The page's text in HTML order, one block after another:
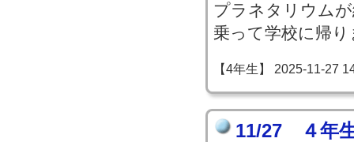
プラネタリウム
乗って学校に帰り
【4年生】 2025-11-27
11/27 ４年